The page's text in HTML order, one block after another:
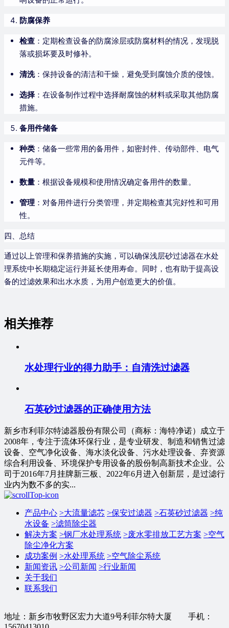
防腐保养
检查 ：定期检查设备的防腐涂层或防腐材料的情况，发现脱
落或损坏要及时修补。
清洗：保持设备的清洁和干燥，避免受到腐蚀介质的侵蚀。
选择 ：在设备制作过程中选择耐腐蚀的材料或采取其他防腐
措施。
备用件储备
种类 ：储备一些常用的备用件，如密封件、传动部件、电气
元件等。
数量 ：根据设备规模和使用情况确定备用件的数量。
管理 ：对备用件进行分类管理，并定期检查其完好性和可用
性。
四、总结
通过以上管理和保养措施的实施，可以确保浅层砂过滤器在水处
理系统中长期稳定运行并延长使用寿命。同时，也有助于提高设
备的过滤效果和出水水质，为用户创造更大的价值。
相关推荐
水处理行业的得力助手：自清洗过滤器
石英砂过滤器的正确使用方法
新乡市利菲尔特滤器股份有限公司（商标：海特净诺）成立于
2008年，专注于流体环保行业，是专业研发、制造和销售过滤
设备、空气净化设备、海水淡化设备、污水处理设备、弃资源
综合利用设备、环境保护专用设备的股份制高新技术企业。公
司于2016年7月挂牌新三板、2022年6月进入创新层，是过滤行
业内为数不多的实...
产品中心 >大流量滤芯 >保安过滤器 >石英砂过滤器 >纯
水设备 >滤筒除尘器
解决方案 >钢厂水处理系统 >废水零排放工艺方案 >空气
除尘净化方案
成功案例 >水处理系统 >空气除尘系统
新闻资讯 >公司新闻 >行业新闻
关于我们
联系我们
地址：新乡市牧野区宏力大道9号利菲尔特大厦 手机：